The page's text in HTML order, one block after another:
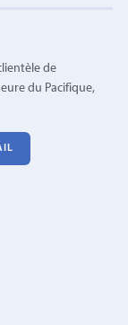
de
du Pacifique,